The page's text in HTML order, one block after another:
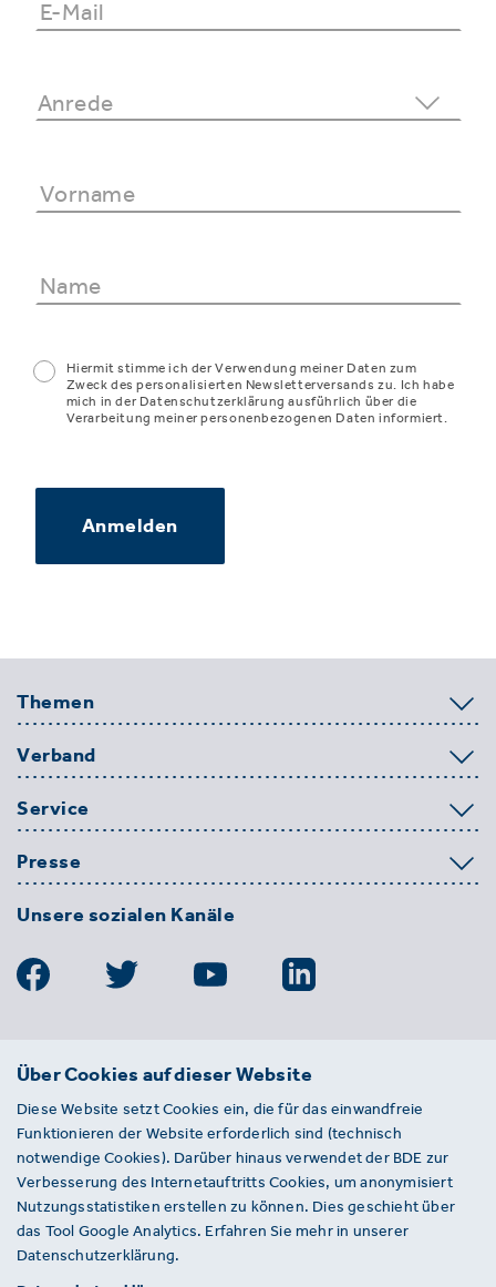
Hiermit stimme ich der Verwendung meiner Daten zum
Zweck des personalisierten Newsletterversands zu. Ich habe
mich in der Datenschutzerklärung ausführlich über die
Verarbeitung meiner personenbezogenen Daten informiert.
Anmelden
Themen
Verband
Service
Presse
Unsere sozialen Kanäle
BDE
Entsorgungs-, Wasser- und
Kreislaufwirtschaft e. V.
Von-der-Heydt-Straße 2
D 10785 Berlin
Sie haben einen Fehler auf unserer Website
gefunden? Ihnen ist ein defekter Link
Über Cookies auf dieser Website
Diese Website setzt Cookies ein, die für das einwandfreie
Funktionieren der Website erforderlich sind (technisch
notwendige Cookies). Darüber hinaus verwendet der BDE zur
Verbesserung des Internetauftritts Cookies, um anonymisiert
Nutzungsstatistiken erstellen zu können. Dies geschieht über
das Tool Google Analytics. Erfahren Sie mehr in unserer
Datenschutzerklärung.